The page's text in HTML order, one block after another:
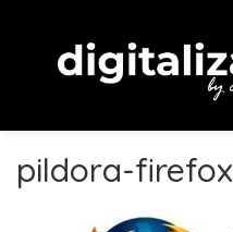
pildora-firefox